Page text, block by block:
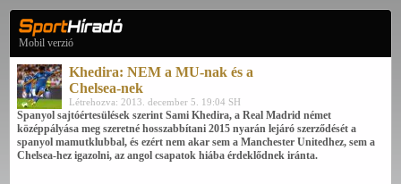
Mobil verzió
Khedira: NEM a MU-nak és a
Chelsea-nek
Létrehozva: 2013. december 5. 19:04 SH
Spanyol sajtóértesülések szerint Sami Khedira, a Real Madrid német
középpályása meg szeretné hosszabbítani 2015 nyarán lejáró szerződését a
spanyol mamutklubbal, és ezért nem akar sem a Manchester Unitedhez, sem a
Chelsea-hez igazolni, az angol csapatok hiába érdeklődnek iránta.